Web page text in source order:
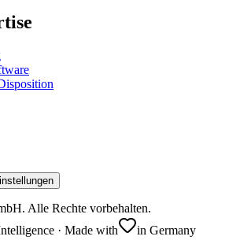
Alle Rechte vorbehalten.
· Made with
in Germany